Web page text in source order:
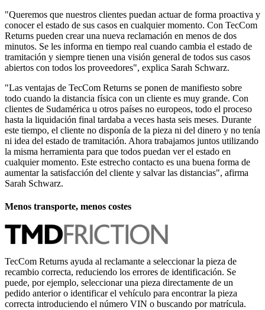
"Queremos que nuestros clientes puedan actuar de forma proactiva y
conocer el estado de sus casos en cualquier momento. Con TecCom
Returns pueden crear una nueva reclamación en menos de dos
minutos. Se les informa en tiempo real cuando cambia el estado de
tramitación y siempre tienen una visión general de todos sus casos
abiertos con todos los proveedores", explica Sarah Schwarz.
"Las ventajas de TecCom Returns se ponen de manifiesto sobre
todo cuando la distancia física con un cliente es muy grande. Con
clientes de Sudamérica u otros países no europeos, todo el proceso
hasta la liquidación final tardaba a veces hasta seis meses. Durante
este tiempo, el cliente no disponía de la pieza ni del dinero y no tenía
ni idea del estado de tramitación. Ahora trabajamos juntos utilizando
la misma herramienta para que todos puedan ver el estado en
cualquier momento. Este estrecho contacto es una buena forma de
aumentar la satisfacción del cliente y salvar las distancias", afirma
Sarah Schwarz.
Menos transporte, menos costes
TecCom Returns ayuda al reclamante a seleccionar la pieza de
recambio correcta, reduciendo los errores de identificación. Se
puede, por ejemplo, seleccionar una pieza directamente de un
pedido anterior o identificar el vehículo para encontrar la pieza
correcta introduciendo el número VIN o buscando por matrícula.